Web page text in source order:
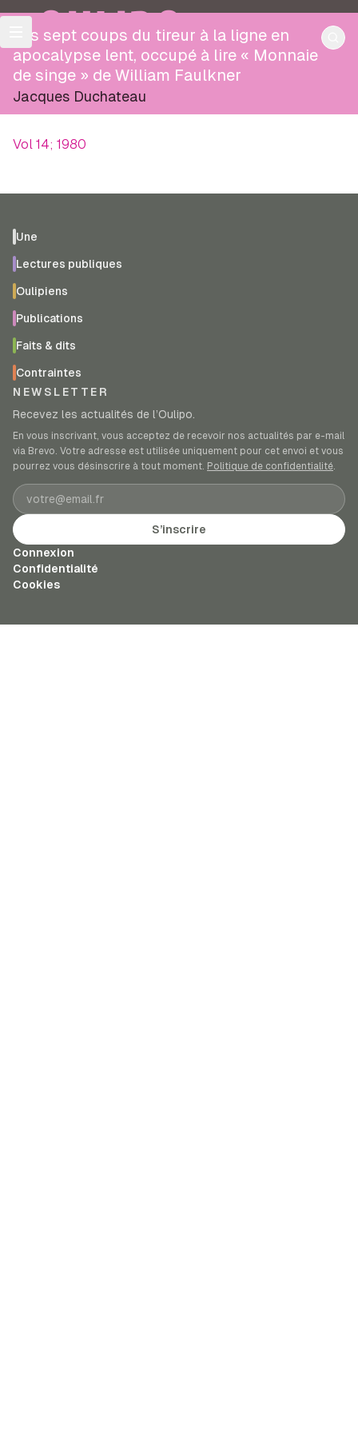
OULIPO
Les sept coups du tireur à la ligne en
apocalypse lent, occupé à lire « Monnaie
de singe » de William Faulkner
Jacques Duchateau
Vol 14; 1980
Une
Lectures publiques
Oulipiens
Publications
Faits & dits
Contraintes
NEWSLETTER
Recevez les actualités de l’Oulipo.
En vous inscrivant, vous acceptez de recevoir nos actualités par e-mail
via Brevo. Votre adresse est utilisée uniquement pour cet envoi et vous
pourrez vous désinscrire à tout moment. Politique de confidentialité.
Adresse e-mail
S’inscrire
Connexion
Confidentialité
Cookies